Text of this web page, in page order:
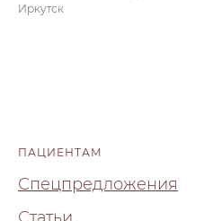
Иркутск
ПАЦИЕНТАМ
Спецпредложения
Статьи